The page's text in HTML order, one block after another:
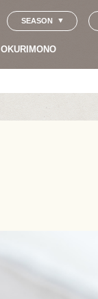
SEASON
OKURIMONO